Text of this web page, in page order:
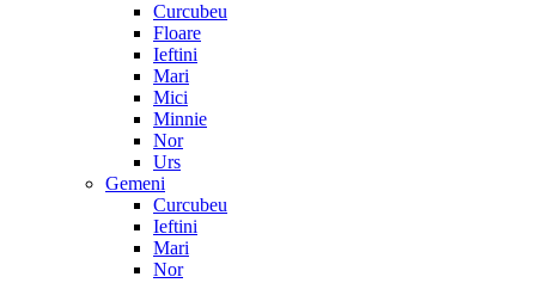
Curcubeu
Floare
Ieftini
Mari
Mici
Minnie
Nor
Urs
Gemeni
Curcubeu
Ieftini
Mari
Nor